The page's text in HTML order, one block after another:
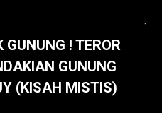
GUNUNG ! TEROR
GUNUNG
(KISAH MISTIS)